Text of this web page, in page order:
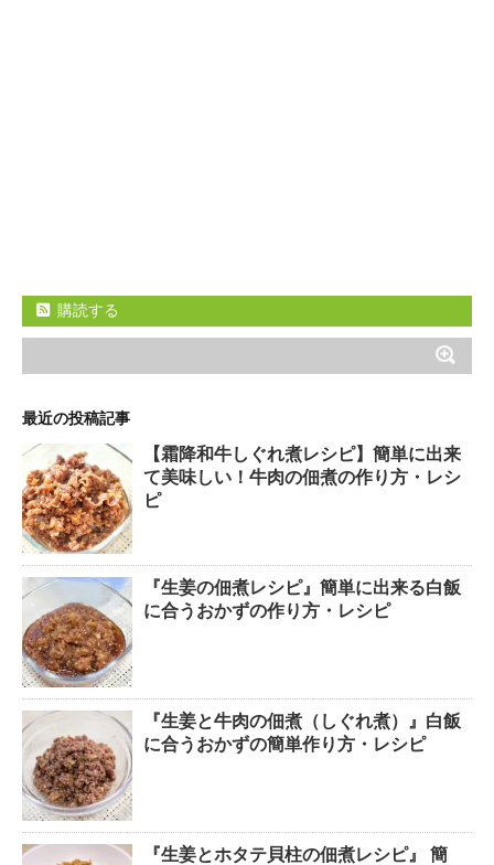
購読する
最近の投稿記事
【霜降和牛しぐれ煮レシピ】簡単に出来
て美味しい！牛肉の佃煮の作り方・レシ
ピ
『生姜の佃煮レシピ』簡単に出来る白飯
に合うおかずの作り方・レシピ
『生姜と牛肉の佃煮（しぐれ煮）』白飯
に合うおかずの簡単作り方・レシピ
『生姜とホタテ貝柱の佃煮レシピ』 簡